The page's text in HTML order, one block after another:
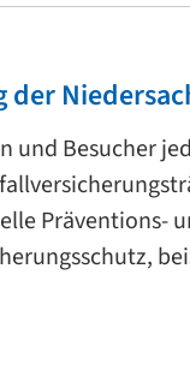
der
und Besucher
Präventions-